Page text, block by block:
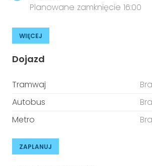
Planowane zamknięcie 16:00
WIĘCEJ
Dojazd
Tramwaj
Autobus
Metro
ZAPLANUJ